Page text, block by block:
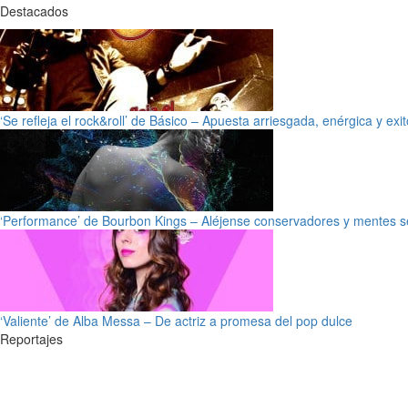
Destacados
‘Se refleja el rock&roll’ de Básico – Apuesta arriesgada, enérgica y
‘Performance’ de Bourbon Kings – Aléjense conservadores y mentes
‘Valiente’ de Alba Messa – De actriz a promesa del pop dulce
Reportajes